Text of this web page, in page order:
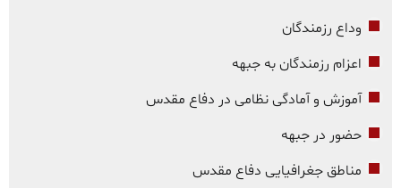
وداع رزمندگان
اعزام رزمندگان به جبهه
آموزش و آمادگی نظامی در دفاع مقدس
حضور در جبهه
مناطق جغرافیایی دفاع مقدس